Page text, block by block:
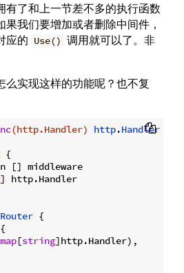
有了和上一节差不多的执行函数
我们要增加或者删除中间件，
应的 Use() 调用就可以了。非
么实现这样的功能呢？也不复
(http.Handler) http.Handler
{
[] middleware
] http.Handler
Router {
map[string]http.Handler),